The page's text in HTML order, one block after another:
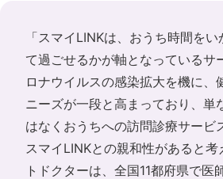
「スマイLINKは、おうち時間を
て過ごせるかが軸となっているサ
ロナウイルスの感染拡大を機に、
ニーズが一段と高まっており、単
はなくおうちへの訪問診療サービ
スマイLINKとの親和性があると考
トドクターは、全国11都府県で医